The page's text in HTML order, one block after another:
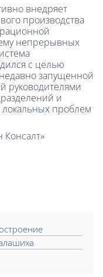
внедряет
производства
непрерывных
с целью
запущенной
руководителями
и
проблем
Консалт»